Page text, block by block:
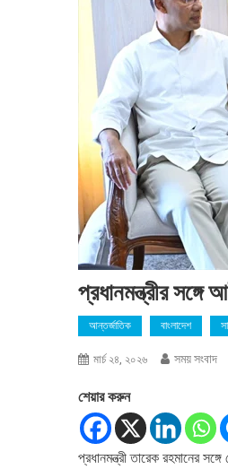
প্রধানমন্ত্রীর সঙ্গে
আন্তর্জাতিক বাংলাদেশ
মার্চ ২৪, ২০২৬ সময় সংবাদ
শেয়ার করুন
প্রধানমন্ত্রী তারেক রহমানের